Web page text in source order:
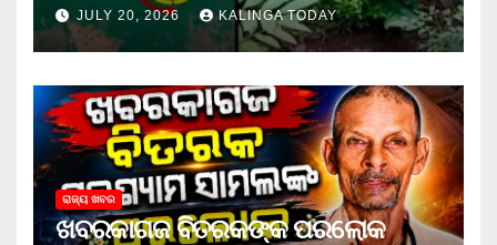
JULY 20, 2026 KALINGA TODAY
ରାଜ୍ୟ ଖବର
ଖବରକାଗଜ ବିତରକଙ୍କ ପରଲୋକ